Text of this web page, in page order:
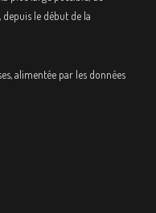
depuis le début de la
alimentée par les données